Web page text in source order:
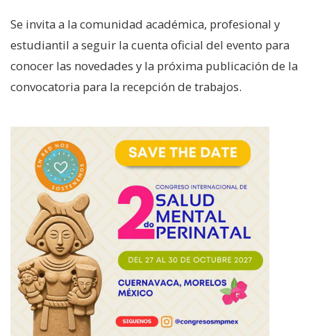
Se invita a la comunidad académica, profesional y
estudiantil a seguir la cuenta oficial del evento para
conocer las novedades y la próxima publicación de la
convocatoria para la recepción de trabajos.